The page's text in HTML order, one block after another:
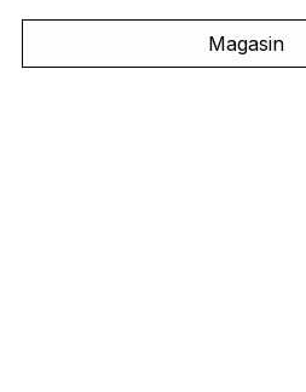
Magasin